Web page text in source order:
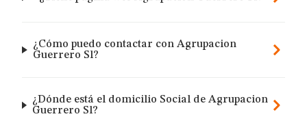
¿Cómo puedo contactar con Agrupacion
Guerrero Sl?
¿Dónde está el domicilio Social de Agrupacion
Guerrero Sl?